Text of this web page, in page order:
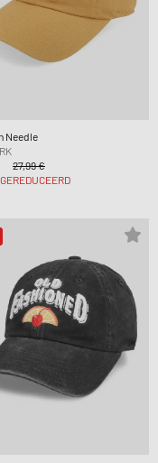
Needle
27,99 €